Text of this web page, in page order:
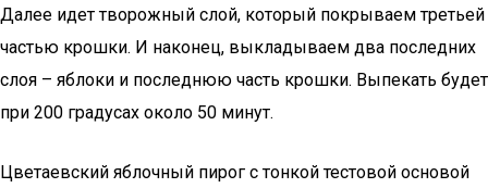
Далее идет творожный слой, который покрываем третьей
частью крошки. И наконец, выкладываем два последних
слоя – яблоки и последнюю часть крошки. Выпекать будет
при 200 градусах около 50 минут.
Цветаевский яблочный пирог с тонкой тестовой основой